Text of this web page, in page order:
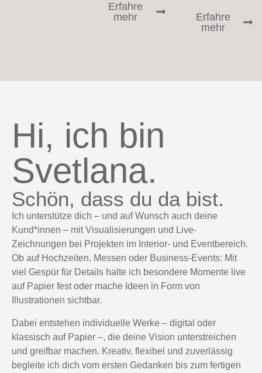
Erfahre
mehr
Erfahre
mehr
Hi, ich bin
Svetlana.
Schön, dass du da bist.
Ich unterstütze dich – und auf Wunsch auch deine
Kund*innen – mit Visualisierungen und Live-
Zeichnungen bei Projekten im Interior- und Eventbereich.
Ob auf Hochzeiten, Messen oder Business-Events: Mit
viel Gespür für Details halte ich besondere Momente live
auf Papier fest oder mache Ideen in Form von
Illustrationen sichtbar.
Dabei entstehen individuelle Werke – digital oder
klassisch auf Papier –, die deine Vision unterstreichen
und greifbar machen. Kreativ, flexibel und zuverlässig
begleite ich dich vom ersten Gedanken bis zum fertigen